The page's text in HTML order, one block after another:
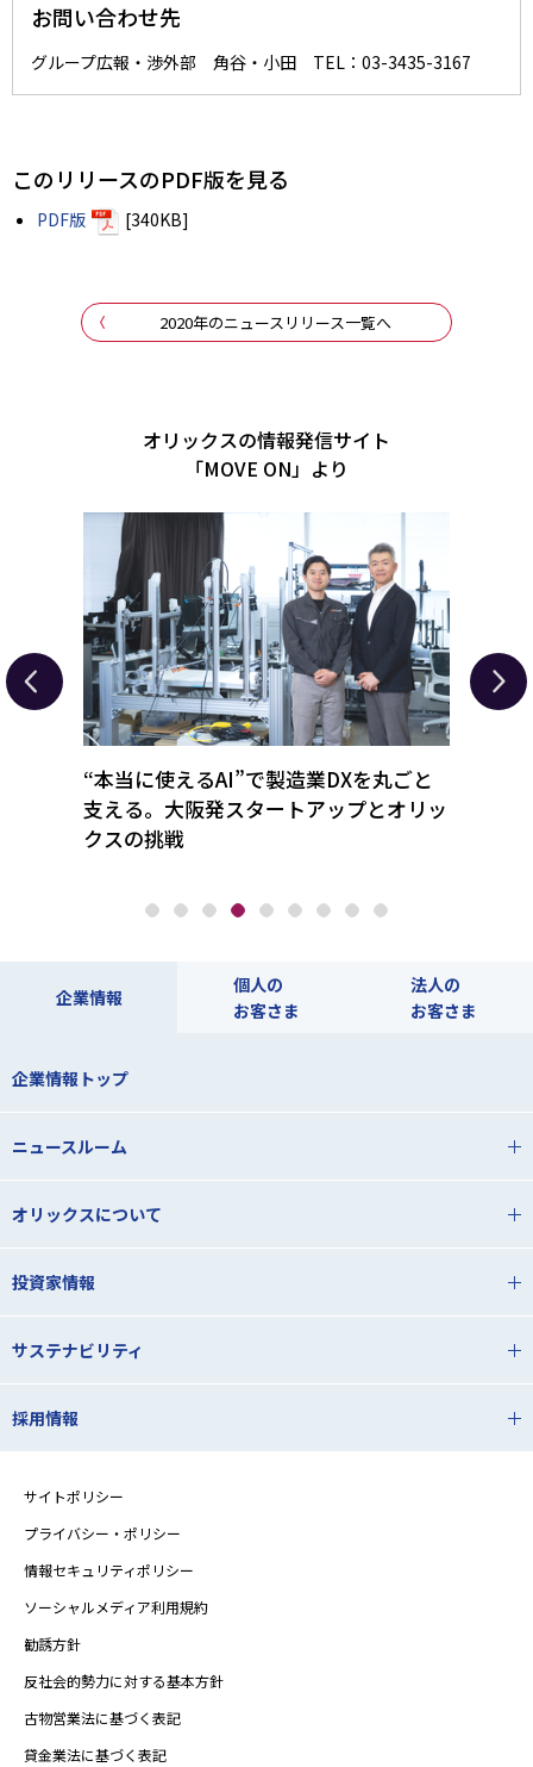
お問い合わせ先
グループ広報・渉外部 角谷・小田 TEL：03-3435-3167
このリリースのPDF版を見る
PDF版 [340KB]
2020年のニュースリリース一覧へ
オリックスの情報発信サイト
「MOVE ON」より
“本当に使えるAI”で製造業DXを丸ごと
支える。大阪発スタートアップとオリッ
クスの挑戦
企業情報
個人の
お客さま
法人の
お客さま
企業情報トップ
ニュースルーム
オリックスについて
投資家情報
サステナビリティ
採用情報
サイトポリシー
プライバシー・ポリシー
情報セキュリティポリシー
ソーシャルメディア利用規約
勧誘方針
反社会的勢力に対する基本方針
古物営業法に基づく表記
貸金業法に基づく表記